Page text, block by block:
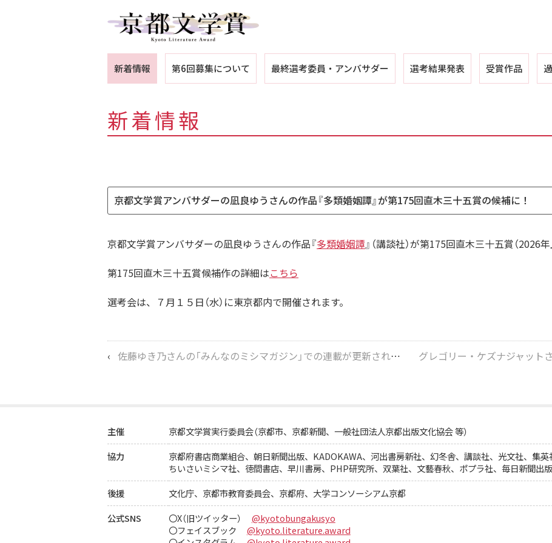
新着情報 第6回募集について 最終選考委員・ アンバサダー 選考結果発表 受賞作品
新着情報
京都文学賞アンバサダーの凪良ゆうさんの作品『多類婚姻譚』が第175回直木三十五賞の候補に！
京都文学賞アンバサダーの凪良ゆうさんの作品『多類婚姻譚』（講談社）が第175回直木三十五賞（2026
第175回直木三十五賞候補作の詳細はこちら
選考会は、７月１５日（水）に東京都内で開催されます。
‹ 佐藤ゆき乃さんの「みんなのミシマガジン」での連載が更新されました！
主催
京都文学賞実行委員会（京都市、京都新聞、一般社団法人京都出版文化協会 等）
協力
京都府書店商業組合、 朝日新聞出版、KADOKAWA、河出書房新社、幻冬舎、講談社、光文社、集英
ちいさいミシマ社、徳間書店、早川書房、PHP研究所、双葉社、文藝春秋、ポプラ社、毎日新聞出版
後援
文化庁、京都市教育委員会、京都府、大学コンソーシアム京都
公式SNS
〇X（旧ツイッター）
@kyotobungakusyo
〇フェイスブック
@kyoto.literature.award